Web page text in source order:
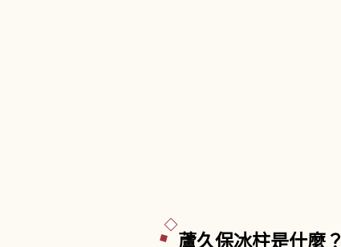
蘆久保冰柱是什麼？